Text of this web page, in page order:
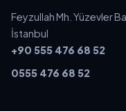
Feyzullah Mh. Yüzevler
İstanbul
+90 555 476 68 52
0555 476 68 52